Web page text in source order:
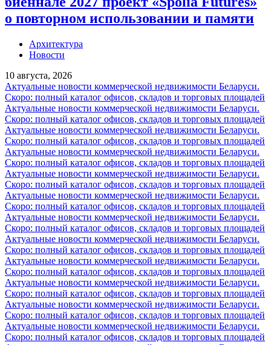
о повторном использовании и памяти
Архитектура
Новости
10 августа, 2026
Актуальные новости коммерческой недвижимости Беларуси.
Скоро: полный каталог офисов, складов и торговых площадей
Актуальные новости коммерческой недвижимости Беларуси.
Скоро: полный каталог офисов, складов и торговых площадей
Актуальные новости коммерческой недвижимости Беларуси.
Скоро: полный каталог офисов, складов и торговых площадей
Актуальные новости коммерческой недвижимости Беларуси.
Скоро: полный каталог офисов, складов и торговых площадей
Актуальные новости коммерческой недвижимости Беларуси.
Скоро: полный каталог офисов, складов и торговых площадей
Актуальные новости коммерческой недвижимости Беларуси.
Скоро: полный каталог офисов, складов и торговых площадей
Актуальные новости коммерческой недвижимости Беларуси.
Скоро: полный каталог офисов, складов и торговых площадей
Актуальные новости коммерческой недвижимости Беларуси.
Скоро: полный каталог офисов, складов и торговых площадей
Актуальные новости коммерческой недвижимости Беларуси.
Скоро: полный каталог офисов, складов и торговых площадей
Актуальные новости коммерческой недвижимости Беларуси.
Скоро: полный каталог офисов, складов и торговых площадей
Актуальные новости коммерческой недвижимости Беларуси.
Скоро: полный каталог офисов, складов и торговых площадей
Актуальные новости коммерческой недвижимости Беларуси.
Скоро: полный каталог офисов, складов и торговых площадей